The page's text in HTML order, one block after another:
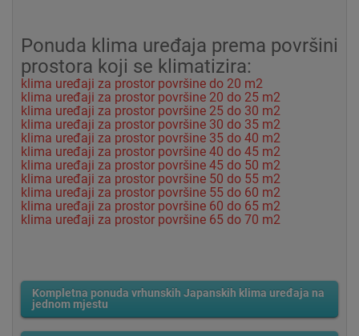
Ponuda klima uređaja prema površini
prostora koji se klimatizira:
klima uređaji za prostor površine do 20 m2
klima uređaji za prostor površine 20 do 25 m2
klima uređaji za prostor površine 25 do 30 m2
klima uređaji za prostor površine 30 do 35 m2
klima uređaji za prostor površine 35 do 40 m2
klima uređaji za prostor površine 40 do 45 m2
klima uređaji za prostor površine 45 do 50 m2
klima uređaji za prostor površine 50 do 55 m2
klima uređaji za prostor površine 55 do 60 m2
klima uređaji za prostor površine 60 do 65 m2
klima uređaji za prostor površine 65 do 70 m2
Kompletna ponuda vrhunskih Japanskih klima uređaja na
jednom mjestu